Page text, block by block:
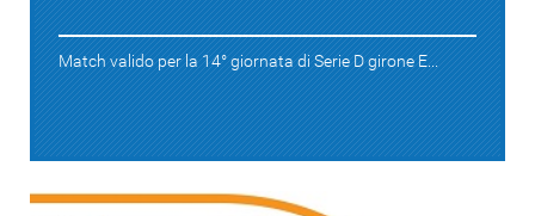
Match valido per la 14° giornata di Serie D girone E...